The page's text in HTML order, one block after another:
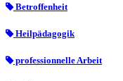
Betroffenheit
Heilpädagogik
professionnelle Arbeit